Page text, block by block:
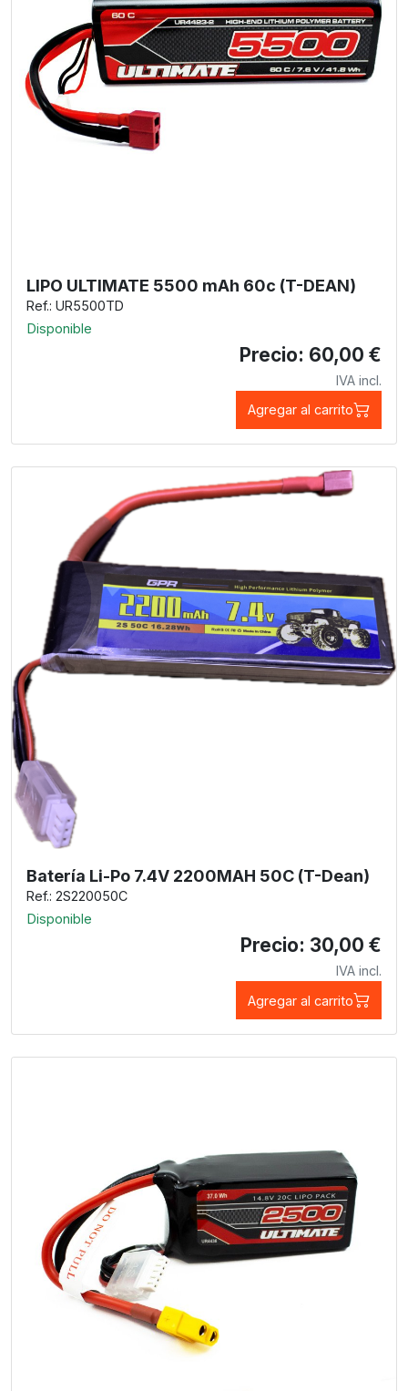
LIPO ULTIMATE 5500 mAh 60c (T-DEAN)
Ref.: UR5500TD
Disponible
Precio: 60,00 €
IVA incl.
Agregar al carrito
Batería Li-Po 7.4V 2200MAH 50C (T-Dean)
Ref.: 2S220050C
Disponible
Precio: 30,00 €
IVA incl.
Agregar al carrito